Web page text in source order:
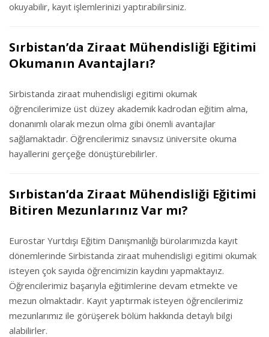
okuyabilir, kayıt işlemlerinizi yaptırabilirsiniz.
Sırbistan’da Ziraat Mühendisliği Eğitimi
Okumanın Avantajları?
Sirbistanda ziraat muhendisligi egitimi okumak
öğrencilerimize üst düzey akademik kadrodan eğitim alma,
donanımlı olarak mezun olma gibi önemli avantajlar
sağlamaktadır. Öğrencilerimiz sınavsız üniversite okuma
hayallerini gerçeğe dönüştürebilirler.
Sırbistan’da Ziraat Mühendisliği Eğitimi
Bitiren Mezunlarınız Var mı?
Eurostar Yurtdışı Eğitim Danışmanlığı bürolarımızda kayıt
dönemlerinde Sirbistanda ziraat muhendisligi egitimi okumak
isteyen çok sayıda öğrencimizin kaydını yapmaktayız.
Öğrencilerimiz başarıyla eğitimlerine devam etmekte ve
mezun olmaktadır. Kayıt yaptırmak isteyen öğrencilerimiz
mezunlarımız ile görüşerek bölüm hakkında detaylı bilgi
alabilirler.